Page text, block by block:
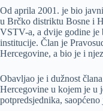
Od aprila 2001. je bio
u Brčko distriktu Bosne i
VSTV-a, a dvije godine je
institucije. Član je
Hercegovine, a bio je i
Obavljao je i dužnost
Hercegovine u kojem je u
potpredsjednika, saopćeno